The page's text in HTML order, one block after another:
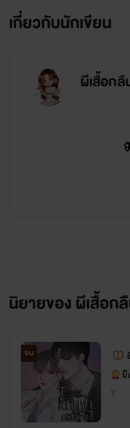
เกี่ยวกับนักเขียน
ผีเสื้อกลื
นิยายของ ผีเสื้อก
จบ
Y